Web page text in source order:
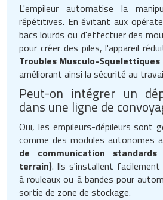
L'empileur automatise la
répétitives. En évitant aux
bacs lourds ou d'effectuer des
pour créer des piles, l'appareil
Troubles Musculo-Squelettiques
améliorant ainsi la sécurité au
Peut-on intégrer un
dans une ligne de
Oui, les empileurs-dépileurs sont
comme des modules autonomes
de communication
terrain). Ils s'installent facilement
à rouleaux ou à bandes pour
sortie de zone de stockage.